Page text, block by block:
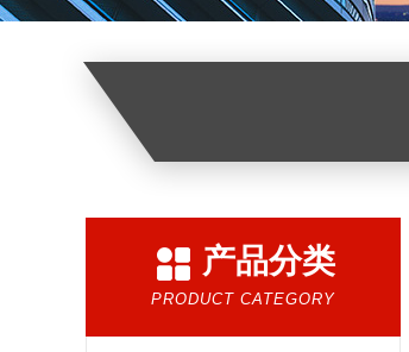
产品分类
PRODUCT CATEGORY